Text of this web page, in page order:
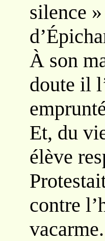
silence
À son
doute il
Et, du
élève
contre
vacarme.